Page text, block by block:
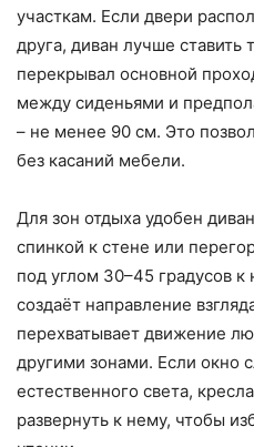
участкам. Если двери
друга, диван лучше ставить
перекрывал основной
между сиденьями и
– не менее 90 см. Это
без касаний мебели.
Для зон отдыха удобен
спинкой к стене или
под углом 30–45 градусов
создаёт направление
перехватывает движение
другими зонами. Если окно
естественного света,
развернуть к нему, чтобы